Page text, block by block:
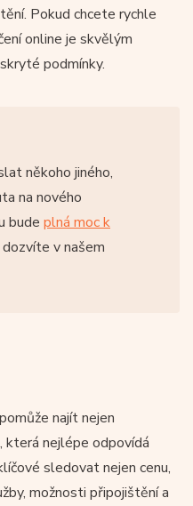
Pokud chcete rychle
online je skvělým
podmínky.
někoho jiného,
na nového
bude plná moc k
dozvíte v našem
najít nejen
která nejlépe odpovídá
sledovat nejen cenu,
možnosti připojištění a